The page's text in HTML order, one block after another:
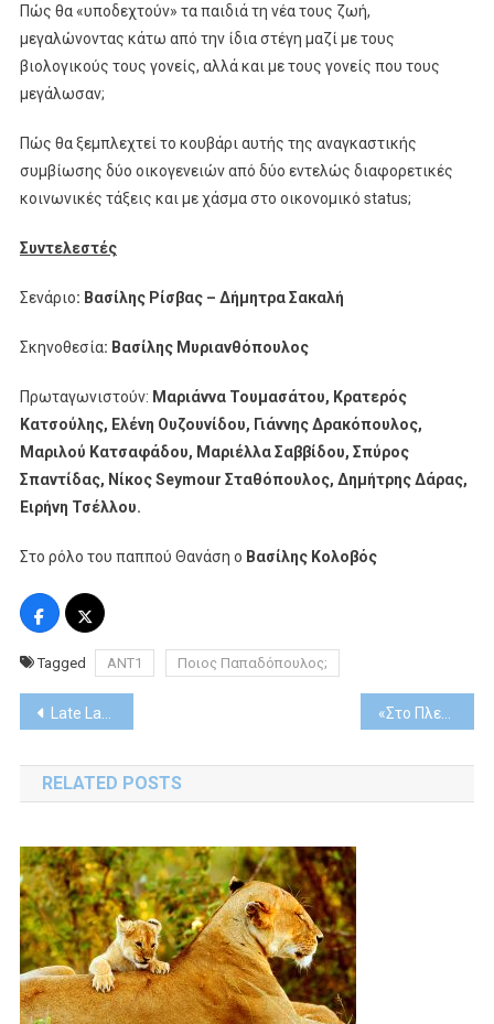
Πώς θα «υποδεχτούν» τα παιδιά τη νέα τους ζωή,
μεγαλώνοντας κάτω από την ίδια στέγη μαζί με τους
βιολογικούς τους γονείς, αλλά και με τους γονείς που τους
μεγάλωσαν;
Πώς θα ξεμπλεχτεί το κουβάρι αυτής της αναγκαστικής
συμβίωσης δύο οικογενειών από δύο εντελώς διαφορετικές
κοινωνικές τάξεις και με χάσμα στο οικονομικό status;
Συντελεστές
Σενάριο: Βασίλης Ρίσβας – Δήμητρα Σακαλή
Σκηνοθεσία: Βασίλης Μυριανθόπουλος
Πρωταγωνιστούν: Μαριάννα Τουμασάτου, Κρατερός
Κατσούλης, Ελένη Ουζουνίδου, Γιάννης Δρακόπουλος,
Μαριλού Κατσαφάδου, Μαριέλλα Σαββίδου, Σπύρος
Σπαντίδας, Νίκος Seymour Σταθόπουλος, Δημήτρης Δάρας,
Ειρήνη Τσέλλου.
Στο ρόλο του παππού Θανάση ο Βασίλης Κολοβός
Tagged ΑΝΤ1 Ποιος Παπαδόπουλος;
Post
navigation
Late Late Show With James Corden (8η σεζόν) «Στο Πλεχτό»: Η ψυχαγωγική εκπομπή της Cosmote Tv επιστρέφει για 4η σεζόν
RELATED POSTS